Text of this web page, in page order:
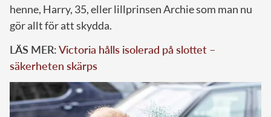
henne, Harry, 35, eller lillprinsen Archie som man nu
gör allt för att skydda.
LÄS MER:Victoria hålls isolerad på slottet –
säkerheten skärps